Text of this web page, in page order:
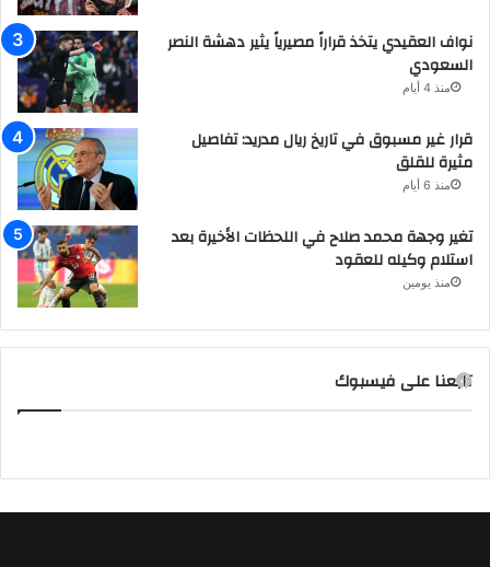
نواف العقيدي يتخذ قراراً مصيرياً يثير دهشة النصر
السعودي
منذ 4 أيام
قرار غير مسبوق في تاريخ ريال مدريد: تفاصيل
مثيرة للقلق
منذ 6 أيام
تغير وجهة محمد صلاح في اللحظات الأخيرة بعد
استلام وكيله للعقود
منذ يومين
تابعنا على فيسبوك